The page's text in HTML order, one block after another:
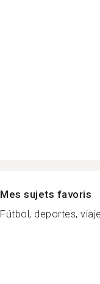
Mes sujets favoris
Fútbol, deportes,